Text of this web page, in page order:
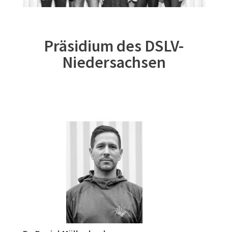
Präsidium des DSLV-
Niedersachsen